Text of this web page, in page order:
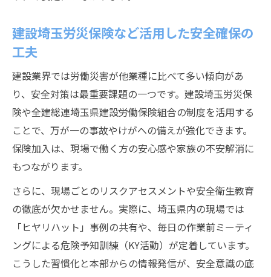
建設埼玉労災保険など活用した安全確保の
工夫
建設業界では労働災害が他業種に比べて多い傾向があ
り、安全対策は最重要課題の一つです。建設埼玉労災保
険や全建総連埼玉県建設労働保険組合の制度を活用する
ことで、万が一の事故やけがへの備えが強化できます。
保険加入は、現場で働く方の安心感や家族の不安解消に
もつながります。
さらに、現場ごとのリスクアセスメントや安全衛生教育
の徹底が欠かせません。実際に、埼玉県内の現場では
「ヒヤリハット」事例の共有や、毎日の作業前ミーティ
ングによる危険予知訓練（KY活動）が定着しています。
こうした習慣化と本部からの情報発信が、安全意識の底